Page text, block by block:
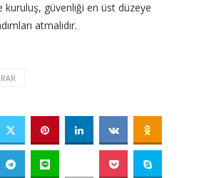
kuruluş, güvenliği en üst düzeye
atmalıdır.